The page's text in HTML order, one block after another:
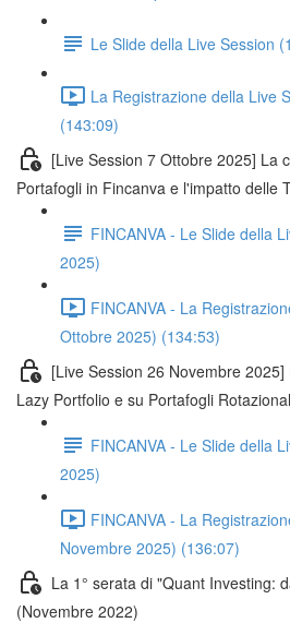
Le Slide della Live Session
La Registrazione della Live
(143:09)
[Live Session 7 Ottobre 2025] La
Portafogli in Fincanva e l'impatto delle
FINCANVA - Le Slide della
2025)
FINCANVA - La
Ottobre 2025) (134:53)
[Live Session 26 Novembre
Lazy Portfolio e su Portafogli
FINCANVA - Le Slide della
2025)
FINCANVA - La
Novembre 2025) (136:07)
La 1° serata di "Quant Investing:
(Novembre 2022)